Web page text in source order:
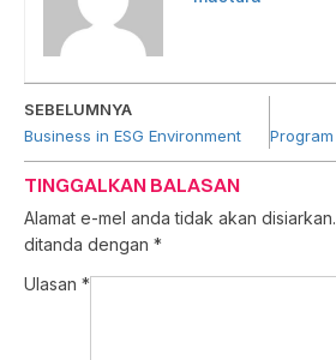
SEBELUMNYA
Business in ESG Environment
TINGGALKAN BALASAN
Alamat e-mel anda tidak akan disiarkan.
ditanda dengan *
Ulasan *